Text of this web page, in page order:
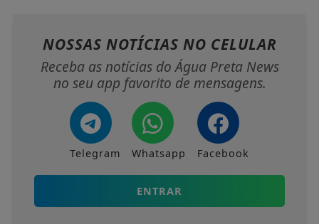
NOSSAS NOTÍCIAS NO CELULAR
Receba as notícias do Água Preta News
no seu app favorito de mensagens.
Telegram Whatsapp Facebook
ENTRAR